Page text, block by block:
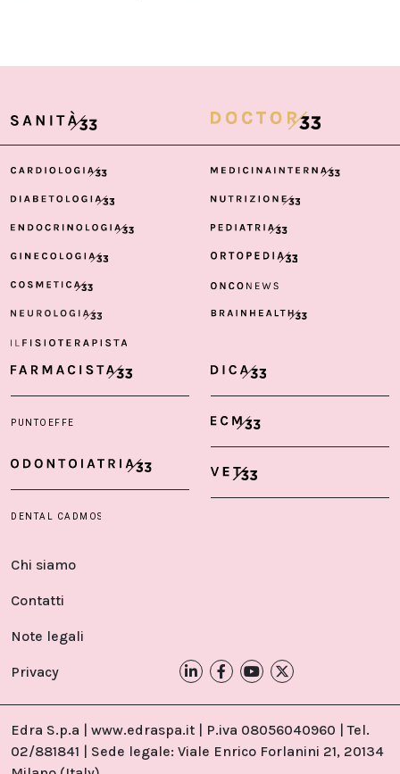
Chi siamo
Contatti
Note legali
Privacy
Edra S.p.a | www.edraspa.it | P.iva 08056040960 | Tel.
02/881841 | Sede legale: Viale Enrico Forlanini 21, 20134